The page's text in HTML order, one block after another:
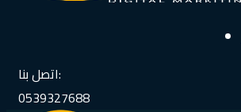
اتصل بنا:
0539327688